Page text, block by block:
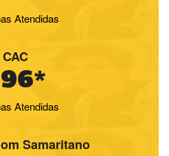
Atendidas
CAC
Atendidas
Samaritano